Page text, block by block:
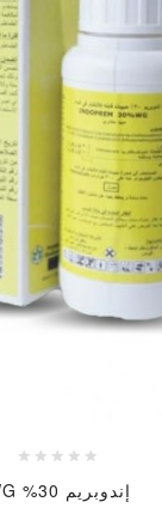
إندوبريم 30% WG